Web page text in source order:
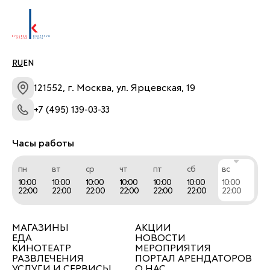
дистрибьюторы. Для нас важна безопасность
клиентов.
RU EN
121552, г. Москва, ул. Ярцевская, 19
+7 (495) 139-03-33
Часы работы
пн
10:00
22:00
вт
10:00
22:00
ср
10:00
22:00
чт
10:00
22:00
пт
10:00
22:00
сб
10:00
22:00
вс
10:00
22:00
МАГАЗИНЫ
ЕДА
КИНОТЕАТР
РАЗВЛЕЧЕНИЯ
АКЦИИ
НОВОСТИ
МЕРОПРИЯТИЯ
ПОРТАЛ АРЕНДАТОРОВ